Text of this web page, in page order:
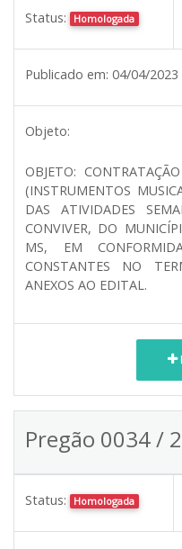
Status: Homologada
Publicado em: 04/04/2023
Objeto:
OBJETO:
(INSTRUMENTOS
DAS ATIVIDADES
CONVIVER, DO
MS, EM
CONSTANTES NO
ANEXOS AO EDITAL.
Pregão 0034 /
Status: Homologada